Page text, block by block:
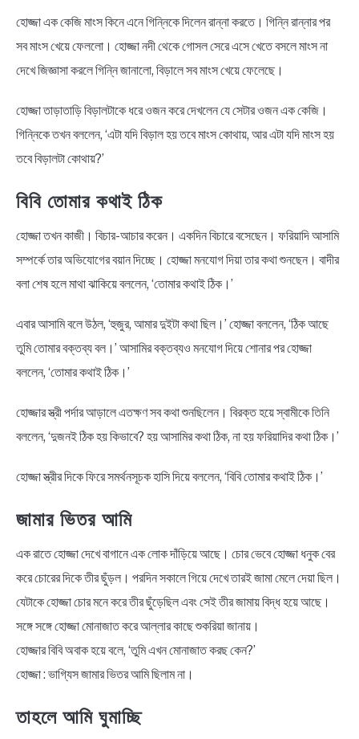
হোজ্জা এক কেজি মাংস কিনে এনে গিন্নিকে দিলেন রান্না করতে। গিন্নি রান্নার পর
সব মাংস খেয়ে ফেললো। হোজ্জা নদী থেকে গোসল সেরে এসে খেতে বসলে মাংস না
দেখে জিজ্ঞাসা করলে গিন্নি জানালো, বিড়ালে সব মাংস খেয়ে ফেলেছে।
হোজ্জা তাড়াতাড়ি বিড়ালটাকে ধরে ওজন করে দেখলেন যে সেটার ওজন এক কেজি।
গিন্নিকে তখন বললেন, ‘এটা যদি বিড়াল হয় তবে মাংস কোথায়, আর এটা যদি মাংস হয়
তবে বিড়ালটা কোথায়?’
বিবি তোমার কথাই ঠিক
হোজ্জা তখন কাজী। বিচার-আচার করেন। একদিন বিচারে বসেছেন। ফরিয়াদি আসামি
সম্পর্কে তার অভিযোগের বয়ান দিচ্ছে। হোজ্জা মনযোগ দিয়া তার কথা শুনছেন। বাদীর
বলা শেষ হলে মাথা ঝাকিয়ে বললেন, ‘তোমার কথাই ঠিক।’
এবার আসামি বলে উঠল, ‘হুজুর, আমার দুইটা কথা ছিল।’ হোজ্জা বললেন, ‘ঠিক আছে
তুমি তোমার বক্তব্য বল।’ আসামির বক্তব্যও মনযোগ দিয়ে শোনার পর হোজ্জা
বললেন, ‘তোমার কথাই ঠিক।’
হোজ্জার স্ত্রী পর্দার আড়ালে এতক্ষণ সব কথা শুনছিলেন। বিরক্ত হয়ে স্বামীকে তিনি
বললেন, ‘দুজনই ঠিক হয় কিভাবে? হয় আসামির কথা ঠিক, না হয় ফরিয়াদির কথা ঠিক।’
হোজ্জা স্ত্রীর দিকে ফিরে সমর্থনসূচক হাসি দিয়ে বললেন, ‘বিবি তোমার কথাই ঠিক।’
জামার ভিতর আমি
এক রাতে হোজ্জা দেখে বাগানে এক লোক দাঁড়িয়ে আছে। চোর ভেবে হোজ্জা ধনুক বের
করে চোরের দিকে তীর ছুঁড়ল। পরদিন সকালে গিয়ে দেখে তারই জামা মেলে দেয়া ছিল।
যেটাকে হোজ্জা চোর মনে করে তীর ছুঁড়েছিল এবং সেই তীর জামায় বিদ্ধ হয়ে আছে।
সঙ্গে সঙ্গে হোজ্জা মোনাজাত করে আল্লার কাছে শুকরিয়া জানায়।
হোজ্জার বিবি অবাক হয়ে বলে, ‘তুমি এখন মোনাজাত করছ কেন?’
হোজ্জা : ভাগ্যিস জামার ভিতর আমি ছিলাম না।
তাহলে আমি ঘুমাচ্ছি